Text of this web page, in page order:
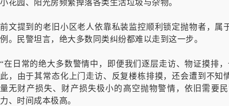
小花园、阳光房频繁掉落各类生活垃圾与杂物。
前文提到的老旧小区老人依靠私装监控顺利锁定抛物者，
例。民警坦言，绝大多数同类纠纷都难以走到这一步。
“在日常的绝大多数警情中，即便我们逐层走访、物证摸排
此，由于其常态化上门走访、反复楼栋排摸，还会遭到不
量无财产损失、财产损失极小的高空抛物警情，依旧需要
力、时间成本极高。